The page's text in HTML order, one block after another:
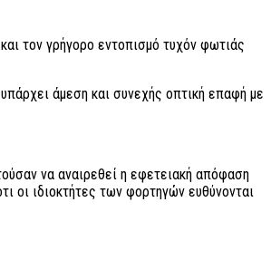
τον γρήγορο εντοπισμό τυχόν φωτιάς
άμεση και συνεχής οπτική επαφή με
να αναιρεθεί η εφετειακή απόφαση
οι ιδιοκτήτες των φορτηγών ευθύνονται